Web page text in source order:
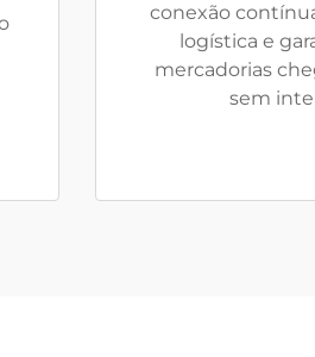
conexão
logística e
mercadorias
sem